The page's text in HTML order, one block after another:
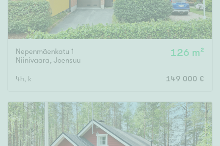
Nepenmäenkatu 1
Niinivaara, Joensuu
126 m²
4h, k 149 000 €